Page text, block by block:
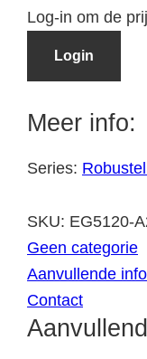
Log-in om de
Login
Meer info:
Series:
SKU: EG5120-
Geen categorie
Aanvullende
Contact